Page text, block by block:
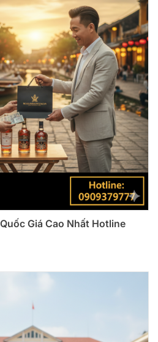
Giá Cao Nhất Hotline